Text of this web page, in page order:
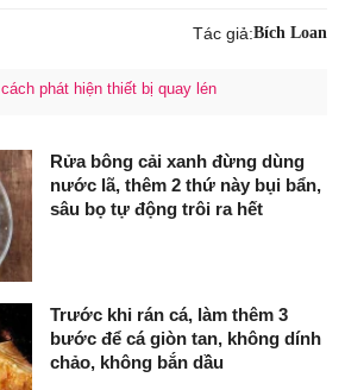
Tác giả:Bích Loan
cách phát hiện thiết bị quay lén
Rửa bông cải xanh đừng dùng
nước lã, thêm 2 thứ này bụi bẩn,
sâu bọ tự động trôi ra hết
Trước khi rán cá, làm thêm 3
bước để cá giòn tan, không dính
chảo, không bắn dầu